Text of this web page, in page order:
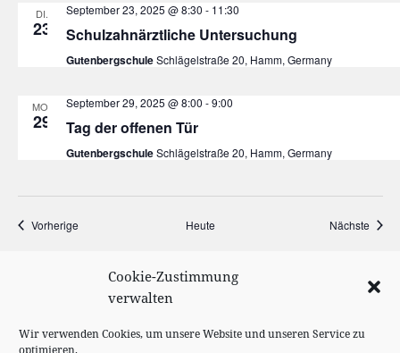
Cookie-Zustimmung
verwalten
Wir verwenden Cookies, um unsere Website und unseren Service zu
optimieren.
DI.
23
September 23, 2025 @ 8:30 - 11:30
Schulzahnärztliche Untersuchung
GutenbergschuleSchlägelstraße 20, Hamm, Germany
MO.
29
September 29, 2025 @ 8:00 -9:00
Tag der offenen Tür
GutenbergschuleSchlägelstraße 20, Hamm, Germany
VorherigeVeranstaltungen Heute Nächste
KALENDER ABONNIEREN